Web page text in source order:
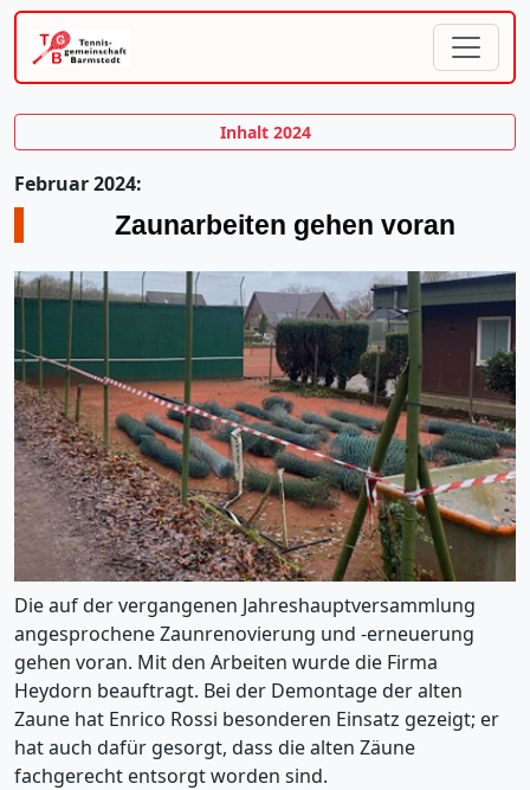
Inhalt 2024
Februar 2024:
Zaunarbeiten gehen voran
Die auf der vergangenen Jahreshauptversammlung
angesprochene Zaunrenovierung und -erneuerung
gehen voran. Mit den Arbeiten wurde die Firma
Heydorn beauftragt. Bei der Demontage der alten
Zaune hat Enrico Rossi besonderen Einsatz gezeigt; er
hat auch dafür gesorgt, dass die alten Zäune
fachgerecht entsorgt worden sind.